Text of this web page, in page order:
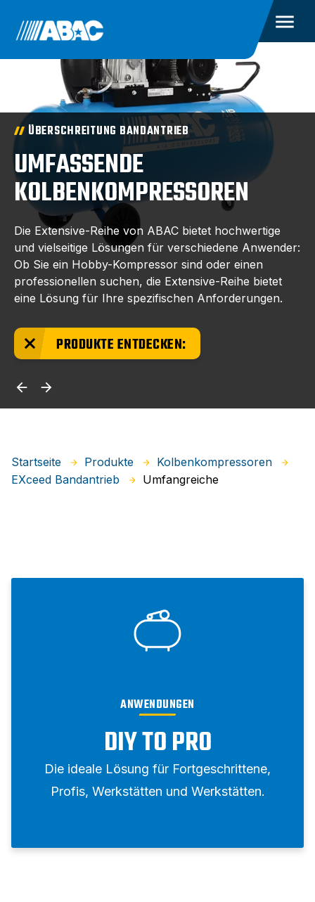
ÜBERSCHREITUNG BANDANTRIEB
UMFASSENDE
KOLBENKOMPRESSOREN
Die Extensive-Reihe von ABAC bietet hochwertige
und vielseitige Lösungen für verschiedene Anwender:
Ob Sie ein Hobby-Kompressor sind oder einen
professionellen suchen, die Extensive-Reihe bietet
eine Lösung für Ihre spezifischen Anforderungen.
PRODUKTE ENTDECKEN:
Startseite Produkte
Kolbenkompressoren
EXceed Bandantrieb
Umfangreiche
ANWENDUNGEN
DIY TO PRO
Die ideale Lösung für Fortgeschrittene,
Profis, Werkstätten und Werkstätten.